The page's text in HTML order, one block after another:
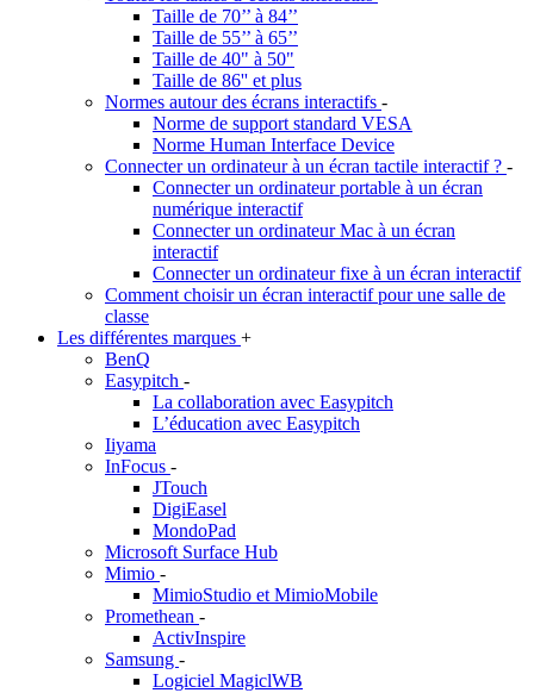
Taille de 70’’ à 84’’
Taille de 55’’ à 65’’
Taille de 40" à 50"
Taille de 86'' et plus
Normes autour des écrans interactifs -
Norme de support standard VESA
Norme Human Interface Device
Connecter un ordinateur à un écran tactile interactif ? -
Connecter un ordinateur portable à un écran
numérique interactif
Connecter un ordinateur Mac à un écran
interactif
Connecter un ordinateur fixe à un écran interactif
Comment choisir un écran interactif pour une salle de
classe
Les différentes marques +
BenQ
Easypitch -
La collaboration avec Easypitch
L’éducation avec Easypitch
Iiyama
InFocus -
JTouch
DigiEasel
MondoPad
Microsoft Surface Hub
Mimio -
MimioStudio et MimioMobile
Promethean -
ActivInspire
Samsung -
Logiciel MagiclWB